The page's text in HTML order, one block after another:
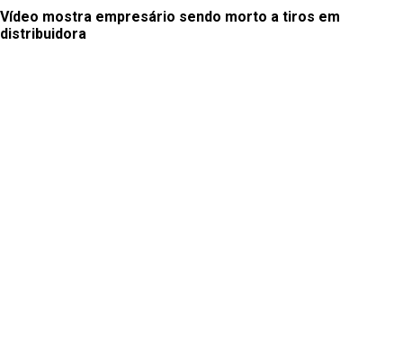
Vídeo mostra empresário sendo morto a tiros em
distribuidora